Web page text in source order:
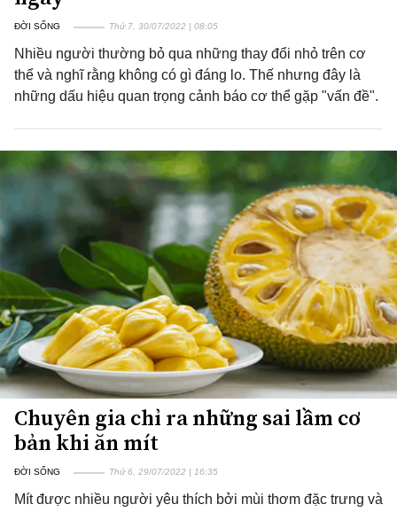
ĐỜI SỐNG Thứ 7, 30/07/2022 | 08:05
Nhiều người thường bỏ qua những thay đổi nhỏ trên cơ
thể và nghĩ rằng không có gì đáng lo. Thế nhưng đây là
những dấu hiệu quan trọng cảnh báo cơ thể gặp "vấn đề".
Chuyên gia chỉ ra những sai lầm cơ
bản khi ăn mít
ĐỜI SỐNG Thứ 6, 29/07/2022 | 16:35
Mít được nhiều người yêu thích bởi mùi thơm đặc trưng và